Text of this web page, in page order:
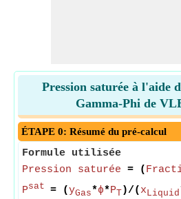
Pression saturée à l'aide
Gamma-Phi de
ÉTAPE 0: Résumé du pré-calcul
Formule utilisée
Pression saturée = (
Psat = (yGas*ϕ*P T )/( xLiquid